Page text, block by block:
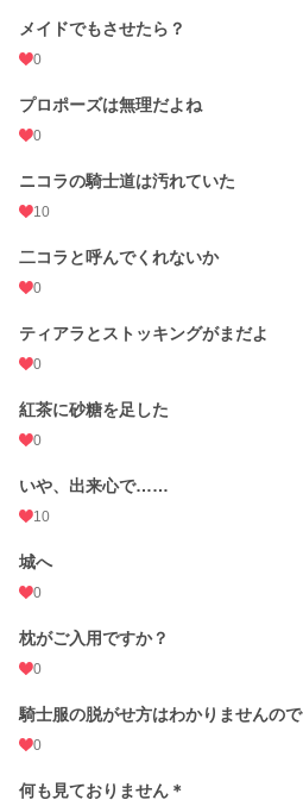
メイドでもさせたら？
0
プロポーズは無理だよね
0
ニコラの騎士道は汚れていた
10
二コラと呼んでくれないか
0
ティアラとストッキングがまだよ
0
紅茶に砂糖を足した
0
いや、出来心で……
10
城へ
0
枕がご入用ですか？
0
騎士服の脱がせ方はわかりませんので
0
何も見ておりません＊